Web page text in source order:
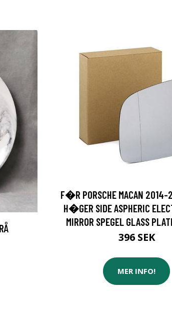
F�R PORSCHE MACAN 2014-
H�GER SIDE ASPHERIC
MIRROR SPEGEL GLASS
396 SEK
MER INFO!